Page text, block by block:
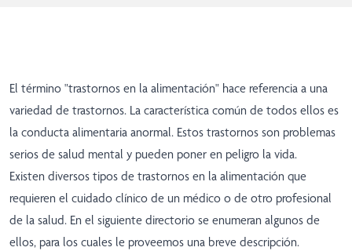
El término "trastornos en la alimentación" hace referencia a una
variedad de trastornos. La característica común de todos ellos es
la conducta alimentaria anormal. Estos trastornos son problemas
serios de salud mental y pueden poner en peligro la vida.
Existen diversos tipos de trastornos en la alimentación que
requieren el cuidado clínico de un médico o de otro profesional
de la salud. En el siguiente directorio se enumeran algunos de
ellos, para los cuales le proveemos una breve descripción.